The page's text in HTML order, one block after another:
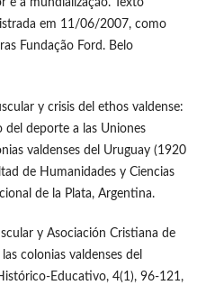
e a mundialização. Texto
em 11/06/2007, como
Fundação Ford. Belo
y crisis del ethos valdense:
del deporte a las Uniones
valdenses del Uruguay (1920
de Humanidades y Ciencias
de la Plata, Argentina.
y Asociación Cristiana de
colonias valdenses del
Educativo, 4(1), 96-121,